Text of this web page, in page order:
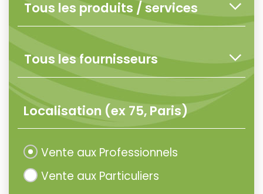
Vente aux Professionnels
Vente aux Particuliers